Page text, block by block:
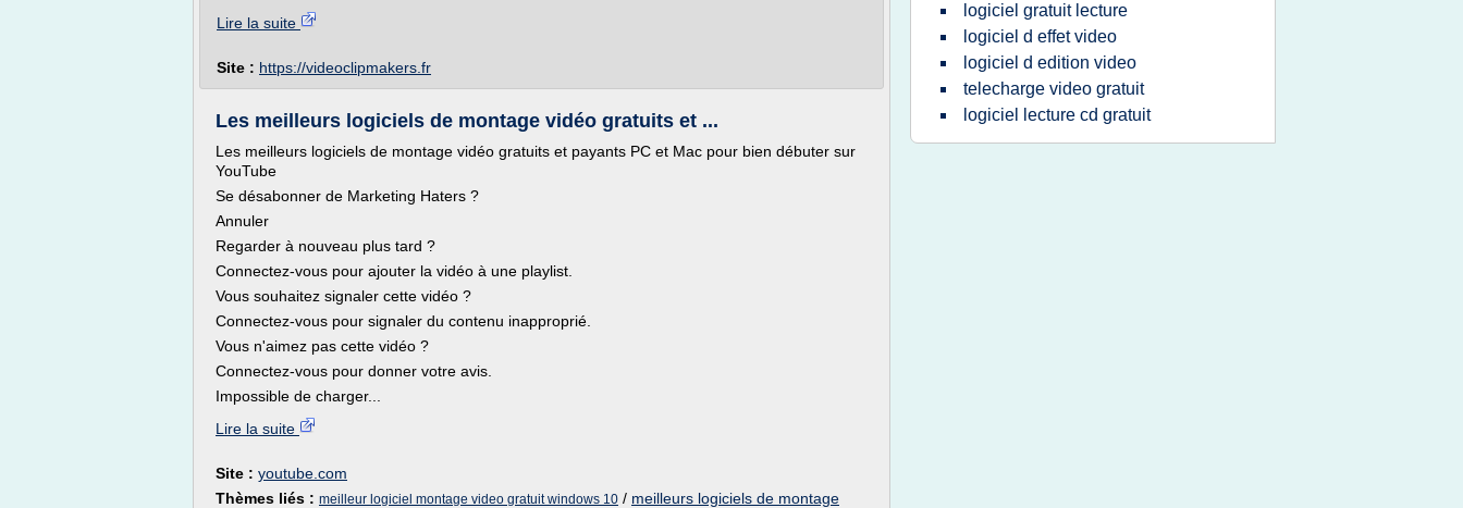
Lire la suite
Site : https://videoclipmakers.fr
Les meilleurs logiciels de montage vidéo gratuits et ...
Les meilleurs logiciels de montage vidéo gratuits et payants PC et Mac pour bien débuter sur
YouTube
Se désabonner de Marketing Haters ?
Annuler
Regarder à nouveau plus tard ?
Connectez-vous pour ajouter la vidéo à une playlist.
Vous souhaitez signaler cette vidéo ?
Connectez-vous pour signaler du contenu inapproprié.
Vous n'aimez pas cette vidéo ?
Connectez-vous pour donner votre avis.
Impossible de charger...
Lire la suite
Site : youtube.com
Thèmes liés : meilleur logiciel montage video gratuit windows 10 / meilleurs logiciels de montage
logiciel gratuit lecture
logiciel d effet video
logiciel d edition video
telecharge video gratuit
logiciel lecture cd gratuit